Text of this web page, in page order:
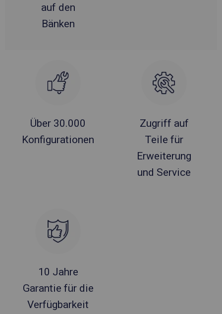
auf den
Bänken
Über 30.000
Konfigurationen
Zugriff auf
Teile für
Erweiterung
und Service
10 Jahre
Garantie für die
Verfügbarkeit